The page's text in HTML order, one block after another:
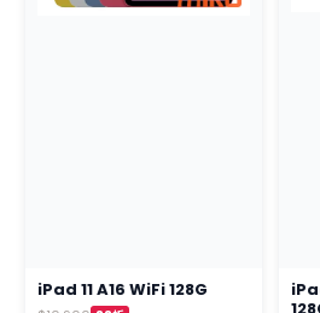
iPad 11 A16 WiFi 128G